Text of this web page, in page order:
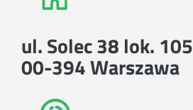
ul. Solec 38 lok. 105
00-394 Warszawa